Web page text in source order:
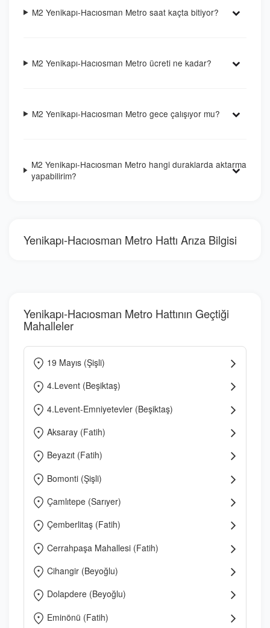
M2 Yenikapı-Hacıosman Metro saat kaçta bitiyor?
M2 Yenikapı-Hacıosman Metro ücreti ne kadar?
M2 Yenikapı-Hacıosman Metro gece çalışıyor mu?
M2 Yenikapı-Hacıosman Metro hangi duraklarda aktarma
yapabilirim?
Yenikapı-Hacıosman Metro Hattı Arıza Bilgisi
Yenikapı-Hacıosman Metro Hattının Geçtiği
Mahalleler
19 Mayıs (Şişli)
4.Levent (Beşiktaş)
4.Levent-Emniyetevler (Beşiktaş)
Aksaray (Fatih)
Beyazıt (Fatih)
Bomonti (Şişli)
Çamlıtepe (Sarıyer)
Çemberlitaş (Fatih)
Cerrahpaşa Mahallesi (Fatih)
Cihangir (Beyoğlu)
Dolapdere (Beyoğlu)
Eminönü (Fatih)